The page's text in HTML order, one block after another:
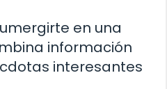
en una
información
interesantes